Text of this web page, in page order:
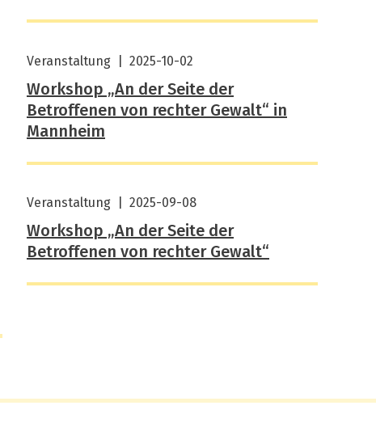
Veranstaltung 2025-10-02
Workshop „An der Seite der
Betroffenen von rechter Gewalt“ in
Mannheim
Veranstaltung 2025-09-08
Workshop „An der Seite der
Betroffenen von rechter Gewalt“